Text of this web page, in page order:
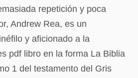
repetición y poca
Andrew Rea, es un
y aficionado a la
pdf libro en la forma La Biblia
1 del testamento del Gris